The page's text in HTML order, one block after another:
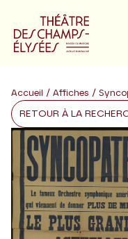
Du
Au
Accueil / Affiches /
RETOUR À LA